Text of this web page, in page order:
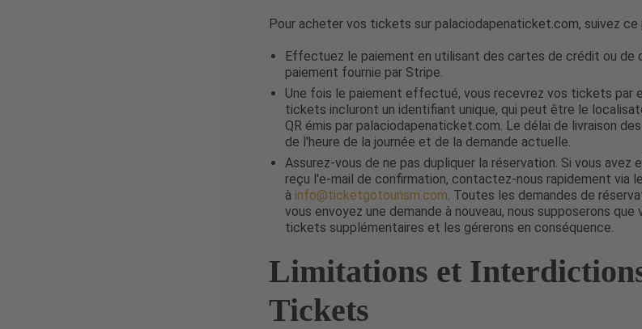
Pour acheter vos tickets sur palaciodapenaticket.com, suivez
Effectuez le paiement en utilisant des cartes de crédit ou de
paiement fournie par Stripe.
Une fois le paiement effectué, vous recevrez vos tickets par
tickets incluront un identifiant unique, qui peut être le
QR émis par palaciodapenaticket.com. Le délai de livraison
de l'heure de la journée et de la demande actuelle.
Assurez-vous de ne pas dupliquer la réservation. Si vous
reçu l'e-mail de confirmation, contactez-nous rapidement via
à info@ticketgotourism.com. Toutes les demandes de
vous envoyez une demande à nouveau, nous supposerons
tickets supplémentaires et les gérerons en conséquence.
Limitations et
Tickets